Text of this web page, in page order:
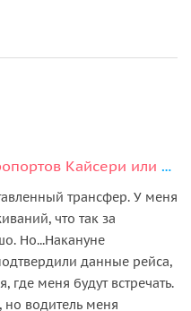
Групповой трансфер из аэропортов Кайсери или Невшехир
трансфер. У меня
что так за
Но...Накануне
данные рейса,
где меня будут встречать.
водитель меня